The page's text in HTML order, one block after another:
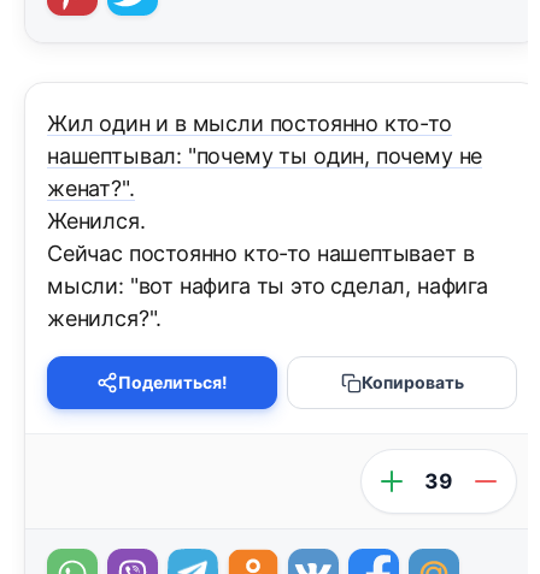
Жил один и в мысли постоянно кто-то
нашептывал: "почему ты один, почему не
женат?".
Женился.
Сейчас постоянно кто-то нашептывает в
мысли: "вот нафига ты это сделал, нафига
женился?".
Поделиться! Копировать
39